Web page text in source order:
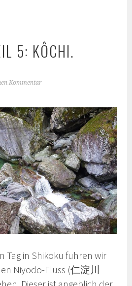
5: KÔCHI.
Kommentar
Tag in Shikoku fuhren wir
Niyodo-Fluss (仁淀川